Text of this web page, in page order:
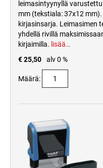
MUSTETYYNYT
LEIMASIMILLE
TRODAT PROFESSIONAL
MONIVÄRILEIMASIN
TEOLLISUUDEN
leimasintyynyllä
mm (tekstiala: 37x12
kirjasinsarja. Leimasimen
yhdellä rivillä
kirjaimilla. lisää…
€ 25,50
alv 0 %
Määrä: